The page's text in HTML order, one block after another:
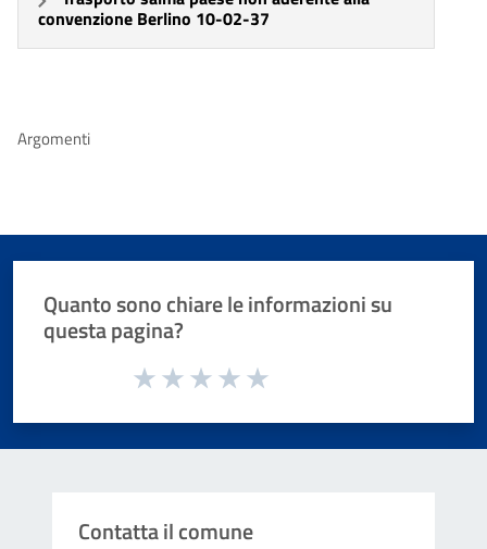
convenzione Berlino 10-02-37
Argomenti
Quanto sono chiare le informazioni su
questa pagina?
Valuta da 1 a 5 stelle la pagina
Contatta il comune